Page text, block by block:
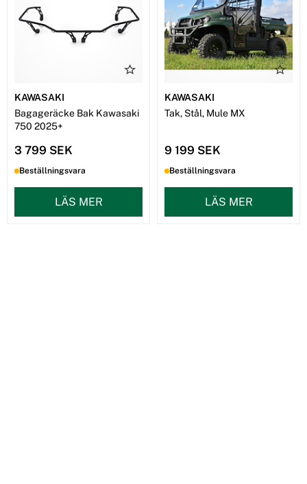
KAWASAKI
Bagageräcke Bak Kawasaki
750 2025+
3 799 SEK
Beställningsvara
LÄS MER
KAWASAKI
Tak, Stål, Mule MX
9 199 SEK
Beställningsvara
LÄS MER